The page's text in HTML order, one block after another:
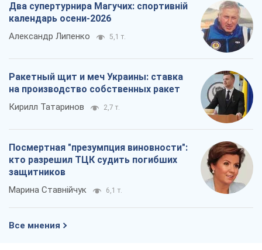
Два супертурнира Магучих: спортивній
календарь осени-2026
Александр Липенко 5,1 т.
Ракетный щит и меч Украины: ставка
на производство собственных ракет
Кирилл Татаринов 2,7 т.
Посмертная "презумпция виновности":
кто разрешил ТЦК судить погибших
защитников
Марина Ставнійчук 6,1 т.
Все мнения